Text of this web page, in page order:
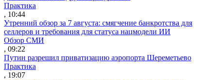
Практика
, 10:44
Утренний обзор за 7 августа: смягчение банкротства для
селлеров и требования для статуса нацмодели ИИ
Обзор СМИ
, 09:22
Путин разрешил приватизацию аэропорта Шереметьево
Практика
, 19:07